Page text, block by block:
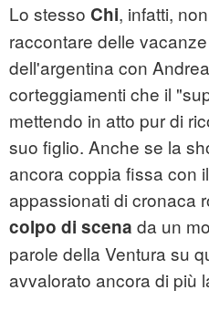
Lo stesso Chi, infatti,
raccontare delle
dell'argentina con
corteggiamenti che il
mettendo in atto pur di
suo figlio. Anche se la
ancora coppia fissa con
appassionati di cronaca
colpo di scena da un
parole della Ventura su
avvalorato ancora di più